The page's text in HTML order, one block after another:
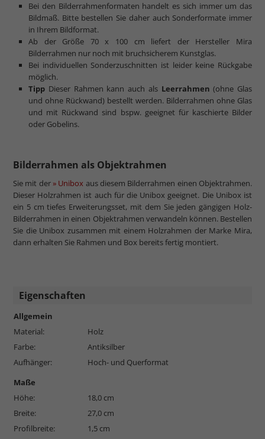
Bei den Bilderrahmenformaten handelt es sich immer um das
Bildmaß. Bitte bestellen Sie daher auch Sonderformate immer
in Ihrem Bildformat.
Ab der Größe 70 x 100 cm liefert der Hersteller Mira
Bilderrahmen nur noch mit bruchsicherem Kunstglas.
Bei individuellen Sonderzuschnitten ist leider keine Rückgabe
möglich.
Tipp Dieser Rahmen kann auch als Leerrahmen (ohne Glas
und ohne Rückwand) bestellt werden. Bilderrahmen ohne Glas
und mit Rückwand sind bspw. geeignet für kaschierte Bilder
oder Gobelins.
Bilderrahmen als Objektrahmen
Sie mit der» Unibox aus diesem Bilderrahmen einen Objektrahmen.
Dieser Holzrahmen ist auch für die Unibox geeignet. Die Unibox ist
ein 5 cm tiefes Erweiterungsset, mit dem Sie jeden gängigen Holz-
Bilderrahmen in einen Objektrahmen verwandeln können. Bestellen
Sie die Unibox zusammen mit einem Holzrahmen der Marke Mira,
dann erhalten Sie Rahmen und Box bereits fertig montiert.
Eigenschaften
Allgemein
Material:
Holz
Farbe:
Antiksilber
Aufhänger:
Hoch- und Querformat
Maße
Höhe:
18,0 cm
Breite:
27,0 cm
Profilbreite:
1,5 cm